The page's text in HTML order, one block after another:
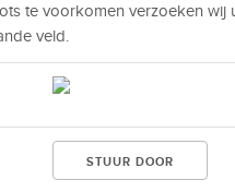
te voorkomen verzoeken
veld.